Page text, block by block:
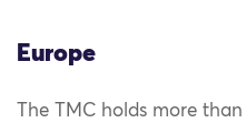
Europe
The TMC holds more